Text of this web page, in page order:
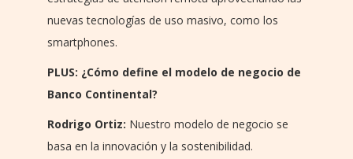
nuevas tecnologías de uso masivo, como los
smartphones.
PLUS: ¿Cómo define el modelo de negocio de
Banco Continental?
Rodrigo Ortiz: Nuestro modelo de negocio se
basa en la innovación y la sostenibilidad.